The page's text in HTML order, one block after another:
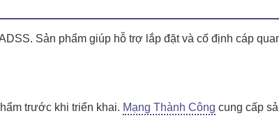
Sản phẩm giúp hỗ trợ lắp đặt và cố định cáp
trước khi triển khai. Mạng Thành Công cung cấp